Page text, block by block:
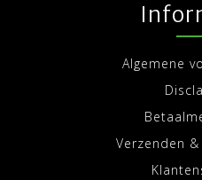
Algemene
Verzenden